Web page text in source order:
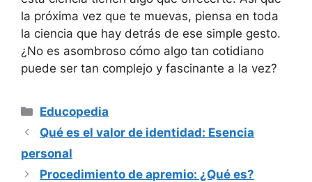
la próxima vez que te muevas, piensa en toda
la ciencia que hay detrás de ese simple gesto.
¿No es asombroso cómo algo tan cotidiano
puede ser tan complejo y fascinante a la vez?
Categorías
Educopedia
Qué es el valor de identidad: Esencia
personal
Procedimiento de apremio: ¿Qué es?